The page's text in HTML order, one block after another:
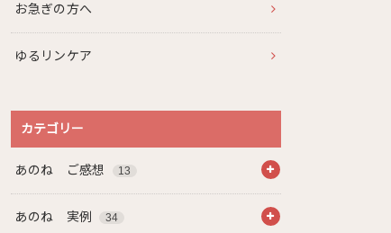
お急ぎの方へ
ゆるリンケア
カテゴリー
あのね ご感想 13
あのね 実例 34